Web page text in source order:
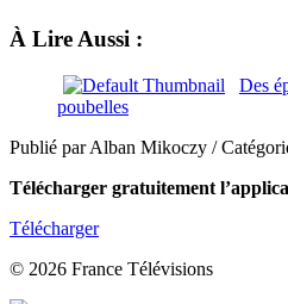
À Lire Aussi :
Des
poubelles
Publié par Alban Mikoczy /
Télécharger gratuitement
Télécharger
© 2026 France Télévisions